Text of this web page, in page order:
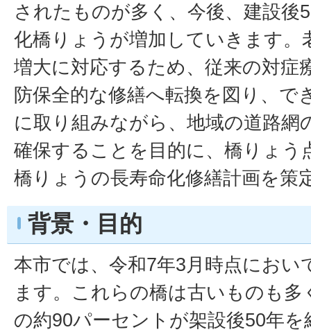
されたものが多く、今後、建設後
化橋りょうが増加していきます。
増大に対応するため、従来の対症
防保全的な修繕へ転換を図り、で
に取り組みながら、地域の道路網
確保することを目的に、橋りょう
橋りょうの長寿命化修繕計画を策
背景・目的
本市では、令和7年3月時点におい
ます。これらの橋は古いものも多
の約90パーセントが架設後50年